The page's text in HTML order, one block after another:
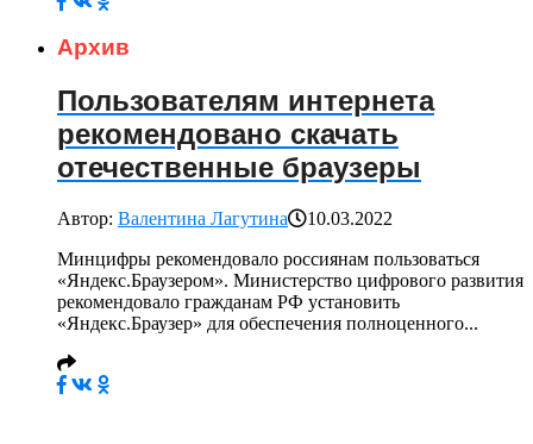
Архив
Пользователям интернета
рекомендовано скачать
отечественные браузеры
Автор: Валентина Лагутина
10.03.2022
Минцифры рекомендовало россиянам пользоваться
«Яндекс.Браузером». Министерство цифрового развития
рекомендовало гражданам РФ установить
«Яндекс.Браузер» для обеспечения полноценного...